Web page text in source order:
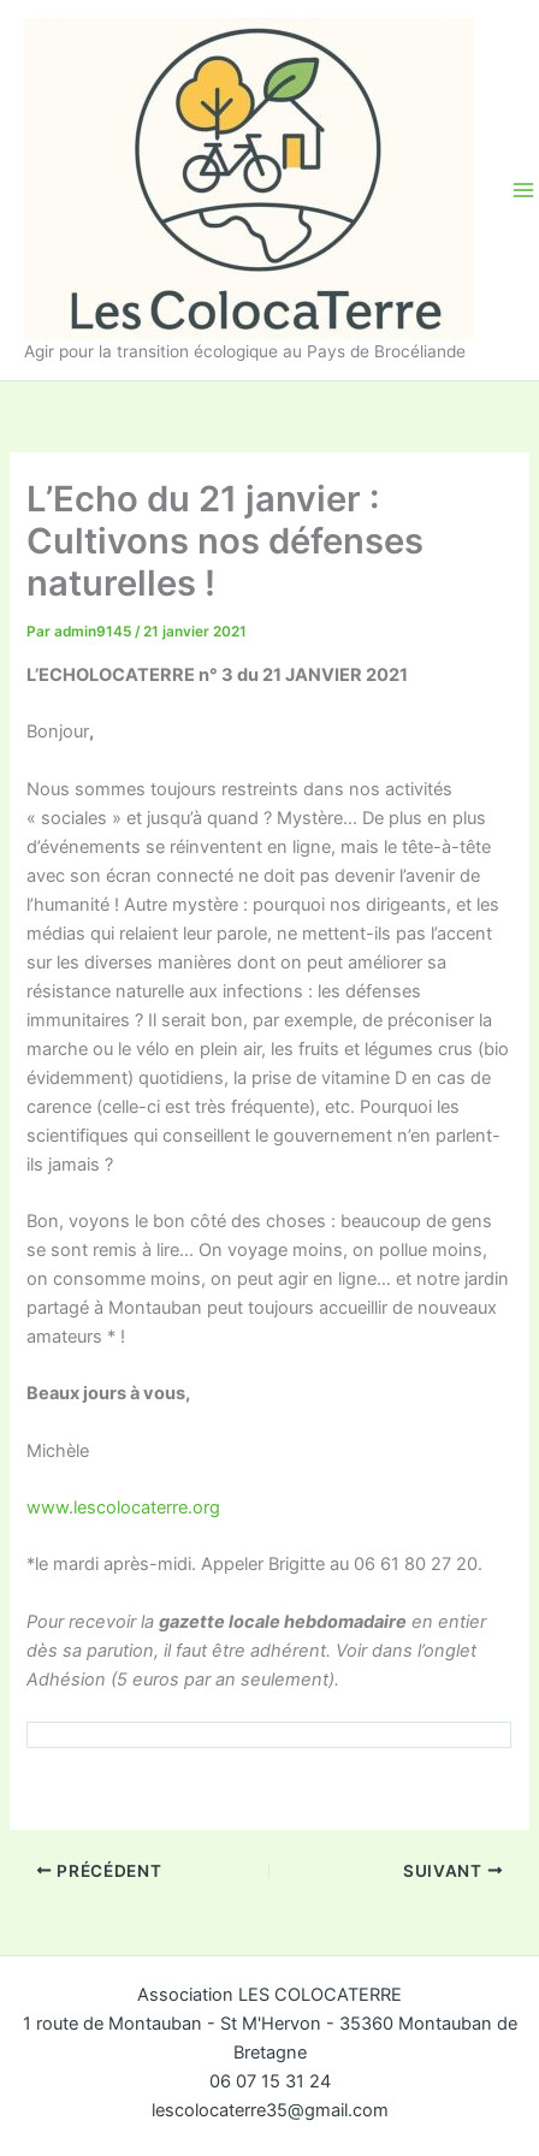
Agir pour la transition écologique au Pays de Brocéliande
L’Echo du 21 janvier :
Cultivons nos défenses
naturelles !
Paradmin9145/21 janvier 2021
L’ECHOLOCATERRE n° 3 du 21 JANVIER 2021
Bonjour,
Nous sommes toujours restreints dans nos activités
« sociales » et jusqu’à quand ? Mystère… De plus en plus
d’événements se réinventent en ligne, mais le tête-à-tête
avec son écran connecté ne doit pas devenir l’avenir de
l’humanité ! Autre mystère : pourquoi nos dirigeants, et les
médias qui relaient leur parole, ne mettent-ils pas l’accent
sur les diverses manières dont on peut améliorer sa
résistance naturelle aux infections : les défenses
immunitaires ? Il serait bon, par exemple, de préconiser la
marche ou le vélo en plein air, les fruits et légumes crus (bio
évidemment) quotidiens, la prise de vitamine D en cas de
carence (celle-ci est très fréquente), etc. Pourquoi les
scientifiques qui conseillent le gouvernement n’en parlent-
ils jamais ?
Bon, voyons le bon côté des choses : beaucoup de gens
se sont remis à lire… On voyage moins, on pollue moins,
on consomme moins, on peut agir en ligne… et notre jardin
partagé à Montauban peut toujours accueillir de nouveaux
amateurs * !
Beaux jours à vous,
Michèle
www.lescolocaterre.org
*le mardi après-midi. Appeler Brigitte au 06 61 80 27 20.
Pour recevoir lagazette locale hebdomadaire en entier
dès sa parution, il faut être adhérent. Voir dans l’onglet
Adhésion (5 euros par an seulement).
PRÉCÉDENT SUIVANT
Association LES COLOCATERRE
1 route de Montauban - St M'Hervon - 35360 Montauban de
Bretagne
06 07 15 31 24
lescolocaterre35@gmail.com